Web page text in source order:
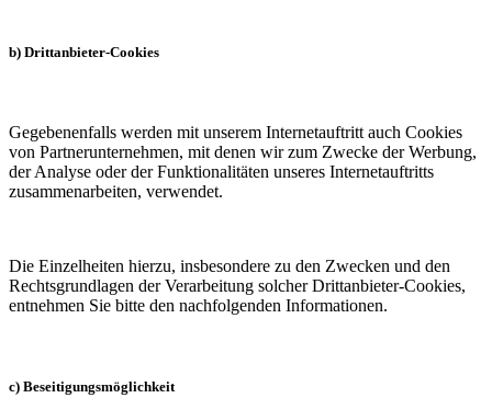
b) Drittanbieter-Cookies
Gegebenenfalls werden mit unserem Internetauftritt auch Cookies
von Partnerunternehmen, mit denen wir zum Zwecke der Werbung,
der Analyse oder der Funktionalitäten unseres Internetauftritts
zusammenarbeiten, verwendet.
Die Einzelheiten hierzu, insbesondere zu den Zwecken und den
Rechtsgrundlagen der Verarbeitung solcher Drittanbieter-Cookies,
entnehmen Sie bitte den nachfolgenden Informationen.
c) Beseitigungsmöglichkeit